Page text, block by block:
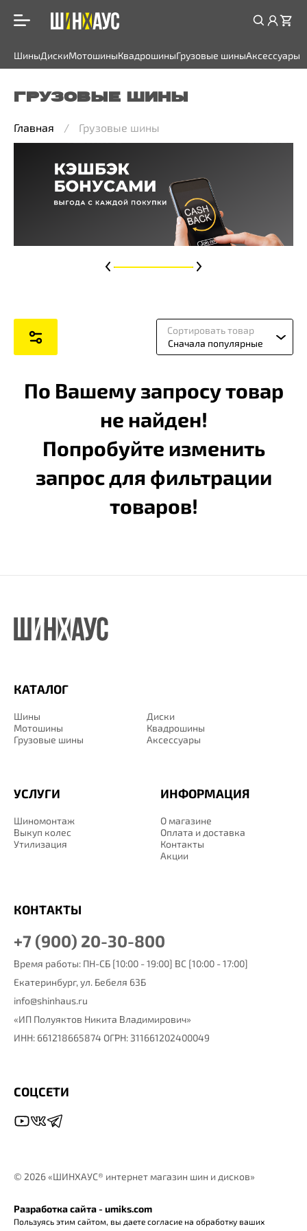
ШиныДискиМотошиныКвадрошиныГрузовые шиныАксессуары
ГРУЗОВЫЕ ШИНЫ
Главная Грузовые шины
Сортировать товар
Сначала популярные
По Вашему запросу товар
не найден!
Попробуйте изменить
запрос для фильтрации
товаров!
© 2026 «ШИНХАУС® интернет магазин шин и дисков»
КАТАЛОГ
Шины
Диски
Мотошины
Квадрошины
Грузовые шины
Аксессуары
ИНФОРМАЦИЯ
О магазине
Оплата и доставка
Контакты
Акции
УСЛУГИ
Шиномонтаж
Выкуп колес
Утилизация
КОНТАКТЫ
+7 (900) 20-30-800
Время работы: ПН-СБ [10:00 - 19:00] ВС [10:00 - 17:00]
Екатеринбург, ул. Бебеля 63Б
info@shinhaus.ru
«ИП Полуяктов Никита Владимирович»
ИНН: 661218665874 ОГРН: 311661202400049
СОЦСЕТИ
Разработка сайта - umiks.com
Пользуясь этим сайтом, вы даете согласие на обработку ваших